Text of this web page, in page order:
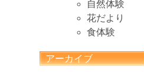
自然体験
花だより
食体験
アーカイブ